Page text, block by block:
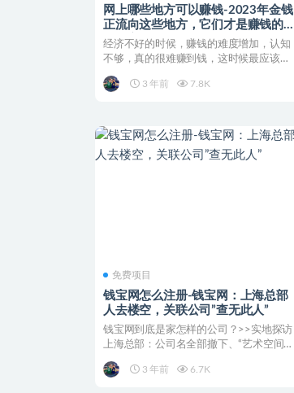
网上哪些地方可以赚钱-2023年金钱
正流向这些地方，它们才是赚钱的
正确方向
经济不好的时候，赚钱的难度增加，认知
不够，真的很难赚到钱，这时候最应该清
3 年前
7.8K
免费项目
钱宝网怎么注册-钱宝网：上海总部
人去楼空，关联公司”查无此人”
钱宝网到底是家怎样的公司？>>实地探访
上海总部：公司名全部撤下、“艺术空间”
3 年前
6.7K